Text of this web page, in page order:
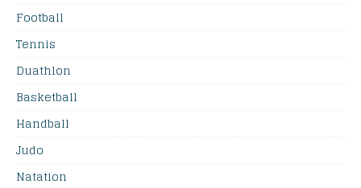
Football
Tennis
Duathlon
Basketball
Handball
Judo
Natation